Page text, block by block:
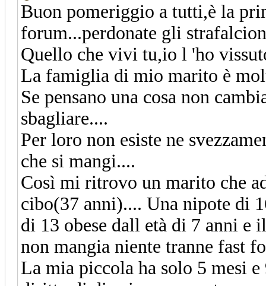
Buon pomeriggio a tutti,è la
forum...perdonate gli
Quello che vivi tu,io l 'ho
La famiglia di mio marito è
Se pensano una cosa non
sbagliare....
Per loro non esiste ne
che si mangi....
Così mi ritrovo un marito che
cibo(37 anni).... Una nipote di
di 13 obese dall età di 7 anni e
non mangia niente tranne fast
La mia piccola ha solo 5 mesi